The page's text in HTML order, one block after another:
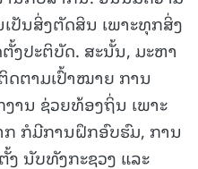
ປັນສິ່ງຕັດສິນ ເພາະທຸກສິ່ງ
ງປະຕິບັດ. ສະນັ້ນ, ມະຫາ
ດຕາມເປົ້າໝາຍ ການ
ານ ຊ່ວຍທ້ອງຖິ່ນ ເພາະ
ກໍມີການຝຶກອົບຮົມ, ການ
ນັບທັງກະຊວງ ແລະ